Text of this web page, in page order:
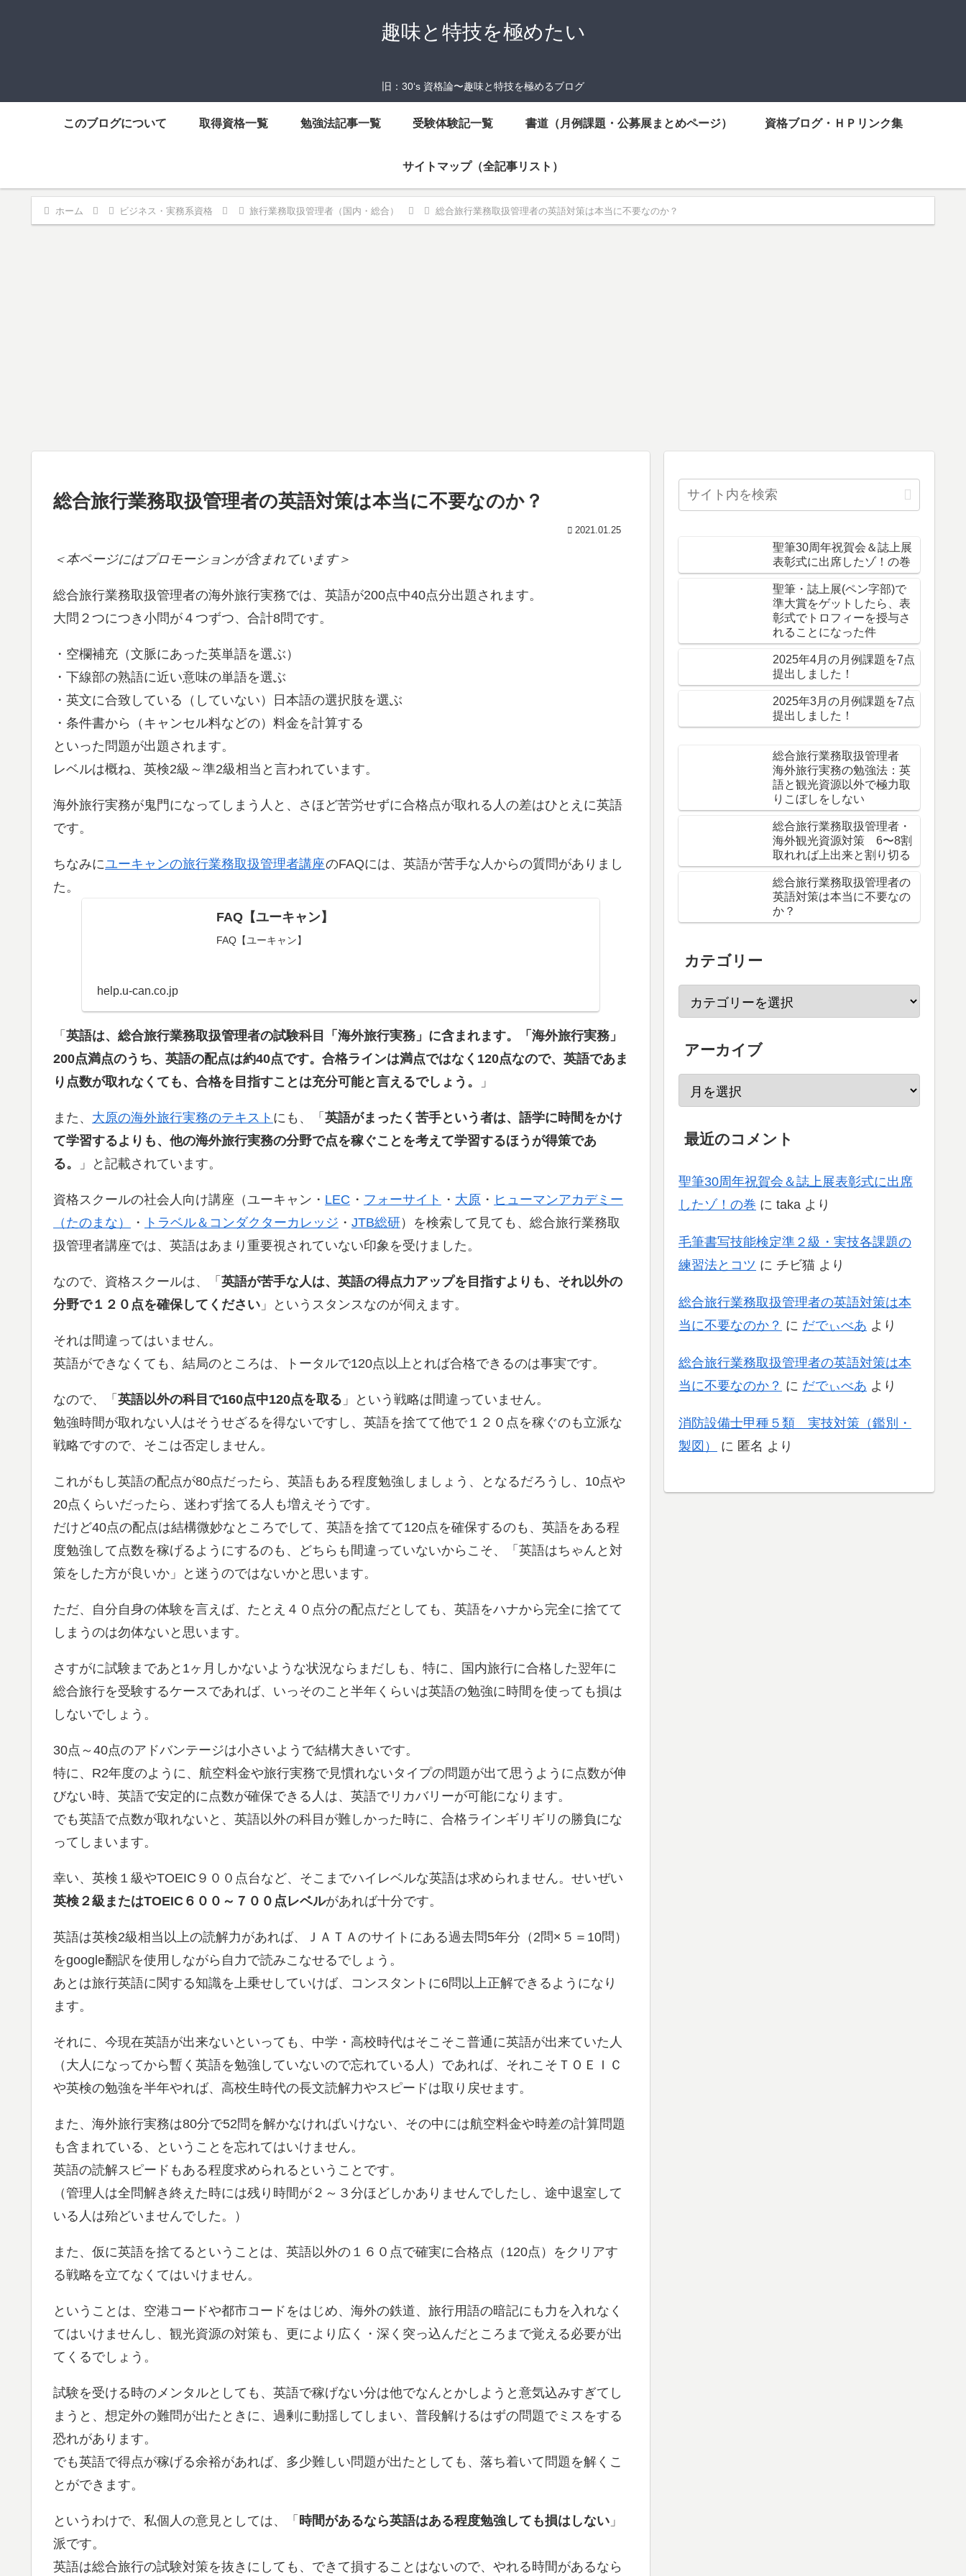
趣味と特技を極めたい
旧：30‘s 資格論〜趣味と特技を極めるブログ
このブログについて 取得資格一覧 勉強法記事一覧 受験体験記一覧 書道（月例課題・公募展まとめページ） 資格ブログ・ＨＰリンク集
サイトマップ（全記事リスト）
ホーム ビジネス・実務系資格 旅行業務取扱管理者（国内・総合） 総合旅行業務取扱管理者の英語対策は本当に不要なのか？
総合旅行業務取扱管理者の英語対策は本当に不要なのか？
2021.01.25
＜本ページにはプロモーションが含まれています＞
総合旅行業務取扱管理者の海外旅行実務では、英語が200点中40点分出題されます。
大問２つにつき小問が４つずつ、合計8問です。
・空欄補充（文脈にあった英単語を選ぶ）
・下線部の熟語に近い意味の単語を選ぶ
・英文に合致している（していない）日本語の選択肢を選ぶ
・条件書から（キャンセル料などの）料金を計算する
といった問題が出題されます。
レベルは概ね、英検2級～準2級相当と言われています。
海外旅行実務が鬼門になってしまう人と、さほど苦労せずに合格点が取れる人の差はひとえに英語
です。
ちなみにユーキャンの旅行業務取扱管理者講座のFAQには、英語が苦手な人からの質問がありまし
た。
FAQ【ユーキャン】
FAQ【ユーキャン】
help.u-can.co.jp
「 英語は、総合旅行業務取扱管理者の試験科目「海外旅行実務」に含まれます。「海外旅行実務」
200点満点のうち、英語の配点は約40点です。合格ラインは満点ではなく120点なので、英語であま
り点数が取れなくても、合格を目指すことは充分可能と言えるでしょう。
」
また、 大原の海外旅行実務のテキスト にも、「 英語がまったく苦手という者は、語学に時間をかけ
て学習するよりも、他の海外旅行実務の分野で点を稼ぐことを考えて学習するほうが得策であ
る。
」と記載されています。
資格スクールの社会人向け講座（ユーキャン・ LEC ・ フォーサイト ・ 大原 ・ ヒューマンアカデミー
（たのまな）
・ トラベル＆コンダクターカレッジ ・ JTB総研）を検索して見ても、総合旅行業務取
扱管理者講座では、英語はあまり重要視されていない印象を受けました。
なので、資格スクールは、「 英語が苦手な人は、英語の得点力アップを目指すよりも、それ以外の
分野で１２０点を確保してください 」というスタンスなのが伺えます。
それは間違ってはいません。
英語ができなくても、結局のところは、トータルで120点以上とれば合格できるのは事実です。
なので、「 英語以外の科目で160点中120点を取る 」という戦略は間違っていません。
勉強時間が取れない人はそうせざるを得ないですし、英語を捨てて他で１２０点を稼ぐのも立派な
戦略ですので、そこは否定しません。
これがもし英語の配点が80点だったら、英語もある程度勉強しましょう、となるだろうし、10点や
20点くらいだったら、迷わず捨てる人も増えそうです。
だけど40点の配点は結構微妙なところでして、英語を捨てて120点を確保するのも、英語をある程
度勉強して点数を稼げるようにするのも、どちらも間違っていないからこそ、「英語はちゃんと対
策をした方が良いか」と迷うのではないかと思います。
ただ、自分自身の体験を言えば、たとえ４０点分の配点だとしても、英語をハナから完全に捨てて
しまうのは勿体ないと思います。
さすがに試験まであと1ヶ月しかないような状況ならまだしも、特に、国内旅行に合格した翌年に
総合旅行を受験するケースであれば、いっそのこと半年くらいは英語の勉強に時間を使っても損は
しないでしょう。
30点～40点のアドバンテージは小さいようで結構大きいです。
特に、R2年度のように、航空料金や旅行実務で見慣れないタイプの問題が出て思うように点数が伸
びない時、英語で安定的に点数が確保できる人は、英語でリカバリーが可能になります。
でも英語で点数が取れないと、英語以外の科目が難しかった時に、合格ラインギリギリの勝負にな
ってしまいます。
幸い、英検１級やTOEIC９００点台など、そこまでハイレベルな英語は求められません。せいぜい
英検２級またはTOEIC６００～７００点レベルがあれば十分です。
英語は英検2級相当以上の読解力があれば、ＪＡＴＡのサイトにある過去問5年分（2問×５＝10問）
をgoogle翻訳を使用しながら自力で読みこなせるでしょう。
あとは旅行英語に関する知識を上乗せしていけば、コンスタントに6問以上正解できるようになり
ます。
それに、今現在英語が出来ないといっても、中学・高校時代はそこそこ普通に英語が出来ていた人
（大人になってから暫く英語を勉強していないので忘れている人）であれば、それこそＴＯＥＩＣ
や英検の勉強を半年やれば、高校生時代の長文読解力やスピードは取り戻せます。
また、海外旅行実務は80分で52問を解かなければいけない、その中には航空料金や時差の計算問題
も含まれている、ということを忘れてはいけません。
英語の読解スピードもある程度求められるということです。
（管理人は全問解き終えた時には残り時間が２～３分ほどしかありませんでしたし、途中退室して
いる人は殆どいませんでした。）
また、仮に英語を捨てるということは、英語以外の１６０点で確実に合格点（120点）をクリアす
る戦略を立てなくてはいけません。
ということは、空港コードや都市コードをはじめ、海外の鉄道、旅行用語の暗記にも力を入れなく
てはいけませんし、観光資源の対策も、更により広く・深く突っ込んだところまで覚える必要が出
てくるでしょう。
試験を受ける時のメンタルとしても、英語で稼げない分は他でなんとかしようと意気込みすぎてし
まうと、想定外の難問が出たときに、過剰に動揺してしまい、普段解けるはずの問題でミスをする
恐れがあります。
でも英語で得点が稼げる余裕があれば、多少難しい問題が出たとしても、落ち着いて問題を解くこ
とができます。
というわけで、私個人の意見としては、「 時間があるなら英語はある程度勉強しても損はしない 」
派です。
英語は総合旅行の試験対策を抜きにしても、できて損することはないので、やれる時間があるなら
聖筆30周年祝賀会＆誌上展
表彰式に出席したゾ！の巻
聖筆・誌上展(ペン字部)で
準大賞をゲットしたら、表
彰式でトロフィーを授与さ
れることになった件
2025年4月の月例課題を7点
提出しました！
2025年3月の月例課題を7点
提出しました！
総合旅行業務取扱管理者
海外旅行実務の勉強法：英
語と観光資源以外で極力取
りこぼしをしない
総合旅行業務取扱管理者・
海外観光資源対策 6〜8割
取れれば上出来と割り切る
総合旅行業務取扱管理者の
英語対策は本当に不要なの
か？
カテゴリー
アーカイブ
最近のコメント
聖筆30周年祝賀会＆誌上展表彰式に出席
したゾ！の巻 に taka より
毛筆書写技能検定準２級・実技各課題の
練習法とコツ に チビ猫 より
総合旅行業務取扱管理者の英語対策は本
当に不要なのか？ に だでぃべあ より
総合旅行業務取扱管理者の英語対策は本
当に不要なのか？ に だでぃべあ より
消防設備士甲種５類 実技対策（鑑別・
製図）
に 匿名 より